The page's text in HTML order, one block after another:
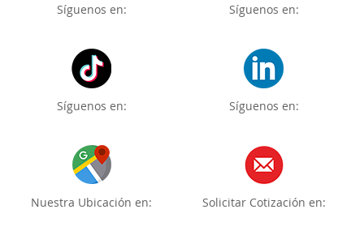
Síguenos en: Síguenos en:
Síguenos en: Síguenos en:
Nuestra Ubicación en: Solicitar Cotización en: